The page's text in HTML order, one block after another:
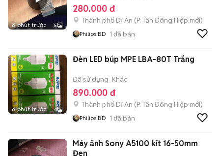
6 phút trước 5
280.000 đ
Thành phố Dĩ An (P. Tân Đông Hiệp mới)
Philips BD 1 đã bán
6 phút trước 4
Đèn LED búp MPE LBA-80T Trắng
Đã sử dụng Khác
890.000 đ
Thành phố Dĩ An (P. Tân Đông Hiệp mới)
Philips BD 1 đã bán
Máy ảnh Sony A5100 kit 16-50mm
Đen